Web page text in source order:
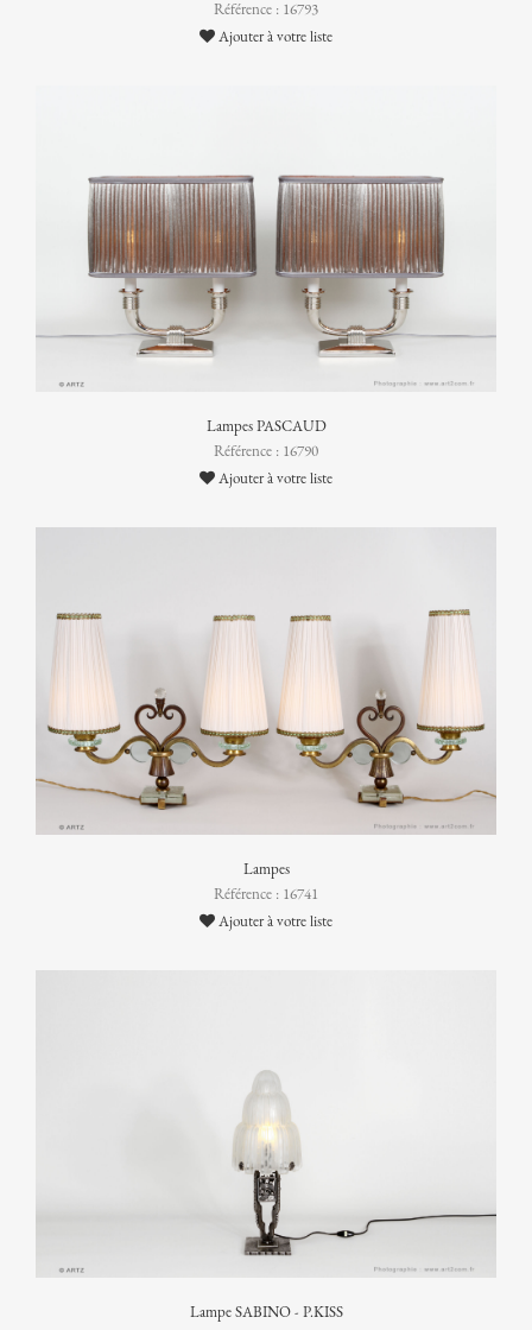
Référence : 16793
Ajouter à votre liste
Lampes PASCAUD
Référence : 16790
Ajouter à votre liste
Lampes
Référence : 16741
Ajouter à votre liste
Lampe SABINO - P.KISS